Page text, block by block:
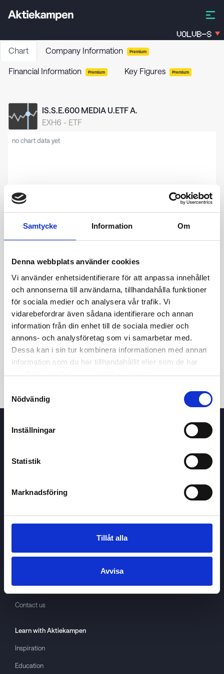
Samtycke Information Om
Denna webbplats använder cookies
Vi använder enhetsidentifierare för att anpassa innehållet
och annonserna till användarna, tillhandahålla funktioner
för sociala medier och analysera vår trafik. Vi
vidarebefordrar även sådana identifierare och annan
information från din enhet till de sociala medier och
annons- och analysföretag som vi samarbetar med.
Dessa kan i sin tur kombinera informationen med annan
information som du har tillhandahållit eller som de har
samlat in när du har använt deras tjänster.
Nödvändig
Inställningar
Statistik
Marknadsföring
Tillåt alla
Avvisa
VOLVB-S
Chart Company Information Premium
Financial Information Premium Key Figures Premium
IS.S.E.600 MEDIA U.ETF A.
EXH6 - ETF
no chart data yet
24h 7d 1m 3m 1y 5y
Trade
AboutAktiekampen
About cookies
GDPR
Contact us
Learn with Aktiekampen
Inspiration
Education